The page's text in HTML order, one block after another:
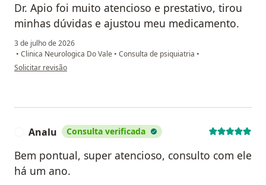
Dr. Apio foi muito atencioso e prestativo, tirou
minhas dúvidas e ajustou meu medicamento.
3 de julho de 2026
• Clinica Neurologica Do Vale • Consulta de psiquiatria •
na opinião do utilizador MRWF
Solicitar revisão
Analu Consulta verificada
Bem pontual, super atencioso, consulto com ele
há um ano.